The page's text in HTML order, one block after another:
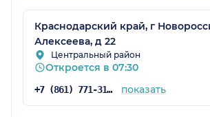
Краснодарский край, г
Алексеева, д 22
Центральный район
Откроется в 07:30
+7 (861) 771-31-10 показать